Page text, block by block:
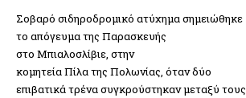
Σοβαρό σιδηροδρομικό ατύχημα σημειώθηκε
το απόγευμα της Παρασκευής
στο Μπιαλοσλίβιε, στην
κομητεία Πίλα της Πολωνίας, όταν δύο
επιβατικά τρένα συγκρούστηκαν μεταξύ τους.